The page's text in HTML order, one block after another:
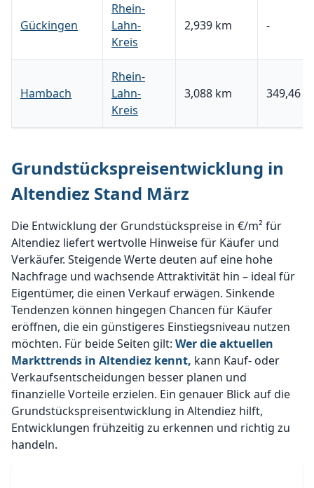
Gückingen
Rhein-
Lahn-
Kreis
2,939 km -
Hambach
Rhein-
Lahn-
Kreis
3,088 km 349,46 €
Grundstückspreisentwicklung in
Altendiez Stand März
Die Entwicklung der Grundstückspreise in €/m² für
Altendiez liefert wertvolle Hinweise für Käufer und
Verkäufer. Steigende Werte deuten auf eine hohe
Nachfrage und wachsende Attraktivität hin – ideal für
Eigentümer, die einen Verkauf erwägen. Sinkende
Tendenzen können hingegen Chancen für Käufer
eröffnen, die ein günstigeres Einstiegsniveau nutzen
möchten. Für beide Seiten gilt: Wer die aktuellen
Markttrends in Altendiez kennt, kann Kauf- oder
Verkaufsentscheidungen besser planen und
finanzielle Vorteile erzielen. Ein genauer Blick auf die
Grundstückspreisentwicklung in Altendiez hilft,
Entwicklungen frühzeitig zu erkennen und richtig zu
handeln.